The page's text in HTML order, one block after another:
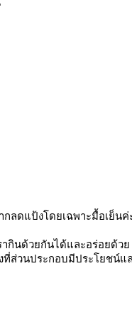
ลดแป้งโดยเฉพาะมื้อเย็นค่
ากินด้วยกันได้และอร่อยด้ว
ที่ส่วนประกอบมีประโยชน์แ